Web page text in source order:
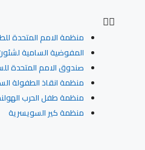
منظمة الامم المتحدة
المفوضية السامية لشئون
صندوق الامم المتحدة
منظمة انقاذ الطفولة
منظمة طفل الحرب
منظمة كير السويسرية